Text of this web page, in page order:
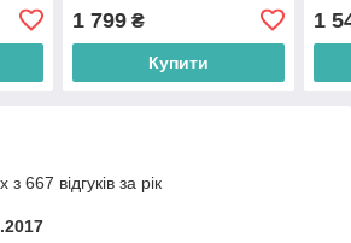
1 799₴
Купити
1
667 відгуків за рік